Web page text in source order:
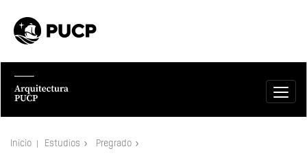
Inicio Estudios Pregrado